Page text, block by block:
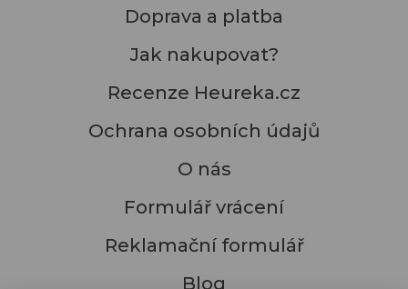
Doprava a platba
Jak nakupovat?
Recenze Heureka.cz
Ochrana osobních údajů
O nás
Formulář vrácení
Reklamační formulář
Blog